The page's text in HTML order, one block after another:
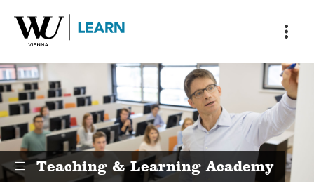
Re-Start Präsenzlehre
Teaching & Learning Academy